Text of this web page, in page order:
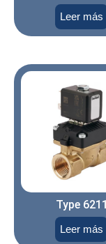
Leer más
Type 6211
Leer más